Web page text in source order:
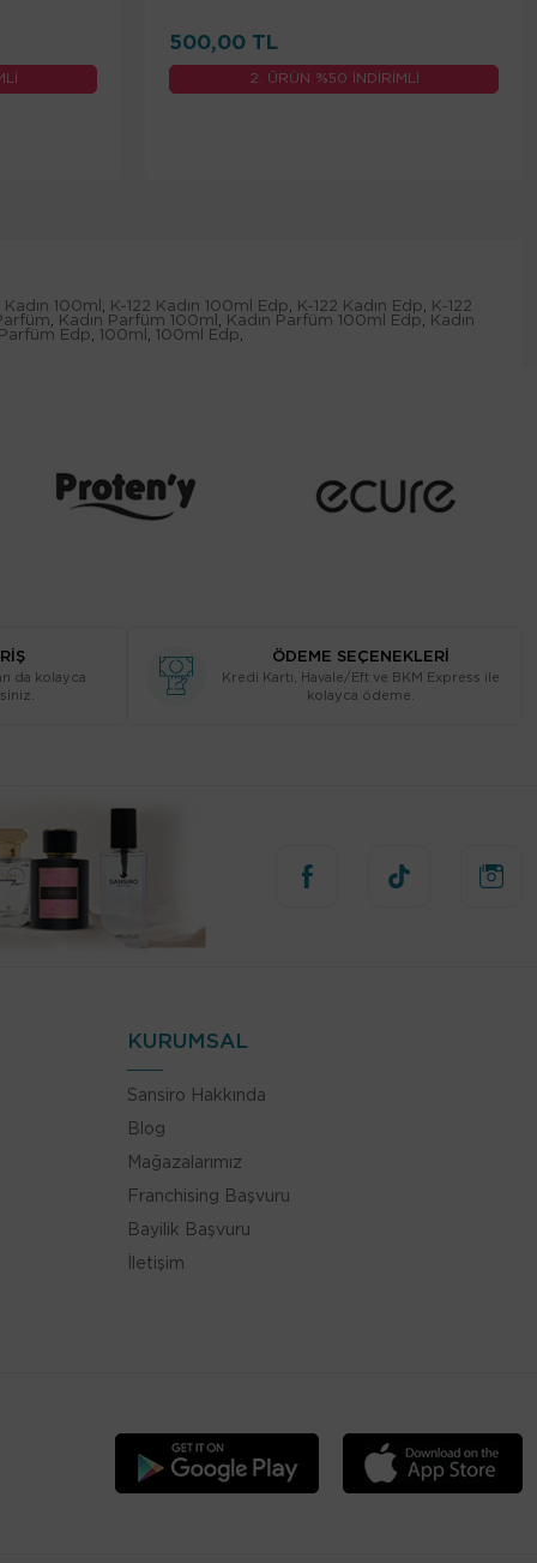
500,00 TL
2. ÜRÜN %50 İNDİRİMLİ
Kadın 100ml K-122 Kadın 100ml Edp K-122 Kadın Edp
K-122
Kadın Parfüm 100ml Kadın Parfüm 100ml Edp
Kadın
Parfüm Edp 100ml 100ml Edp
da kolayca
ÖDEME SEÇENEKLERİ
Kredi Kartı, Havale/Eft ve BKM Express ile
kolayca ödeme.
KURUMSAL
Sansiro Hakkında
Blog
Mağazalarımız
Franchising Başvuru
Bayilik Başvuru
İletişim